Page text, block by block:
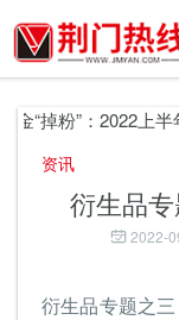
”：2022上半年,招
资讯
衍生品
2022-
衍生品专题之